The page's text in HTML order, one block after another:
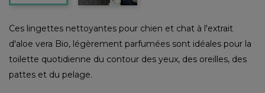
Ces lingettes nettoyantes pour chien et chat à l'extrait
d'aloe vera Bio, légèrement parfumées sont idéales pour la
toilette quotidienne du contour des yeux, des oreilles, des
pattes et du pelage.